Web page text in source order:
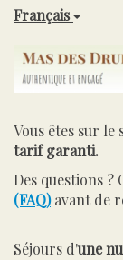
Français
Vous êtes sur le
tarif garanti.
Des questions
(FAQ)avant de
Séjours d'une